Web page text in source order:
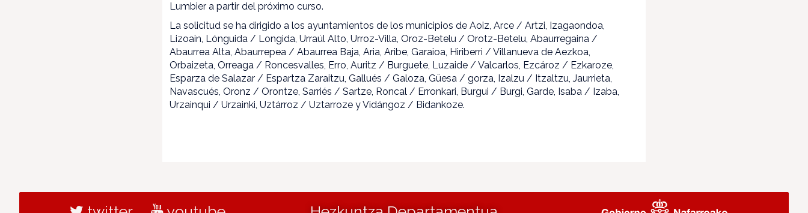
Lumbier a partir del próximo curso.
La solicitud se ha dirigido a los ayuntamientos de los municipios de Aoiz, Arce / Artzi, Izagaondoa,
Lizoain, Lónguida / Longida, Urraúl Alto, Urroz-Villa, Oroz-Betelu / Orotz-Betelu, Abaurregaina /
Abaurrea Alta, Abaurrepea / Abaurrea Baja, Aria, Aribe, Garaioa, Hiriberri / Villanueva de Aezkoa,
Orbaizeta, Orreaga / Roncesvalles, Erro, Auritz / Burguete, Luzaide / Valcarlos, Ezcároz / Ezkaroze,
Esparza de Salazar / Espartza Zaraitzu, Gallués / Galoza, Güesa / gorza, Izalzu / Itzaltzu, Jaurrieta,
Navascués, Oronz / Orontze, Sarriés / Sartze, Roncal / Erronkari, Burgui / Burgi, Garde, Isaba / Izaba,
Urzainqui / Urzainki, Uztárroz / Uztarroze y Vidángoz / Bidankoze.